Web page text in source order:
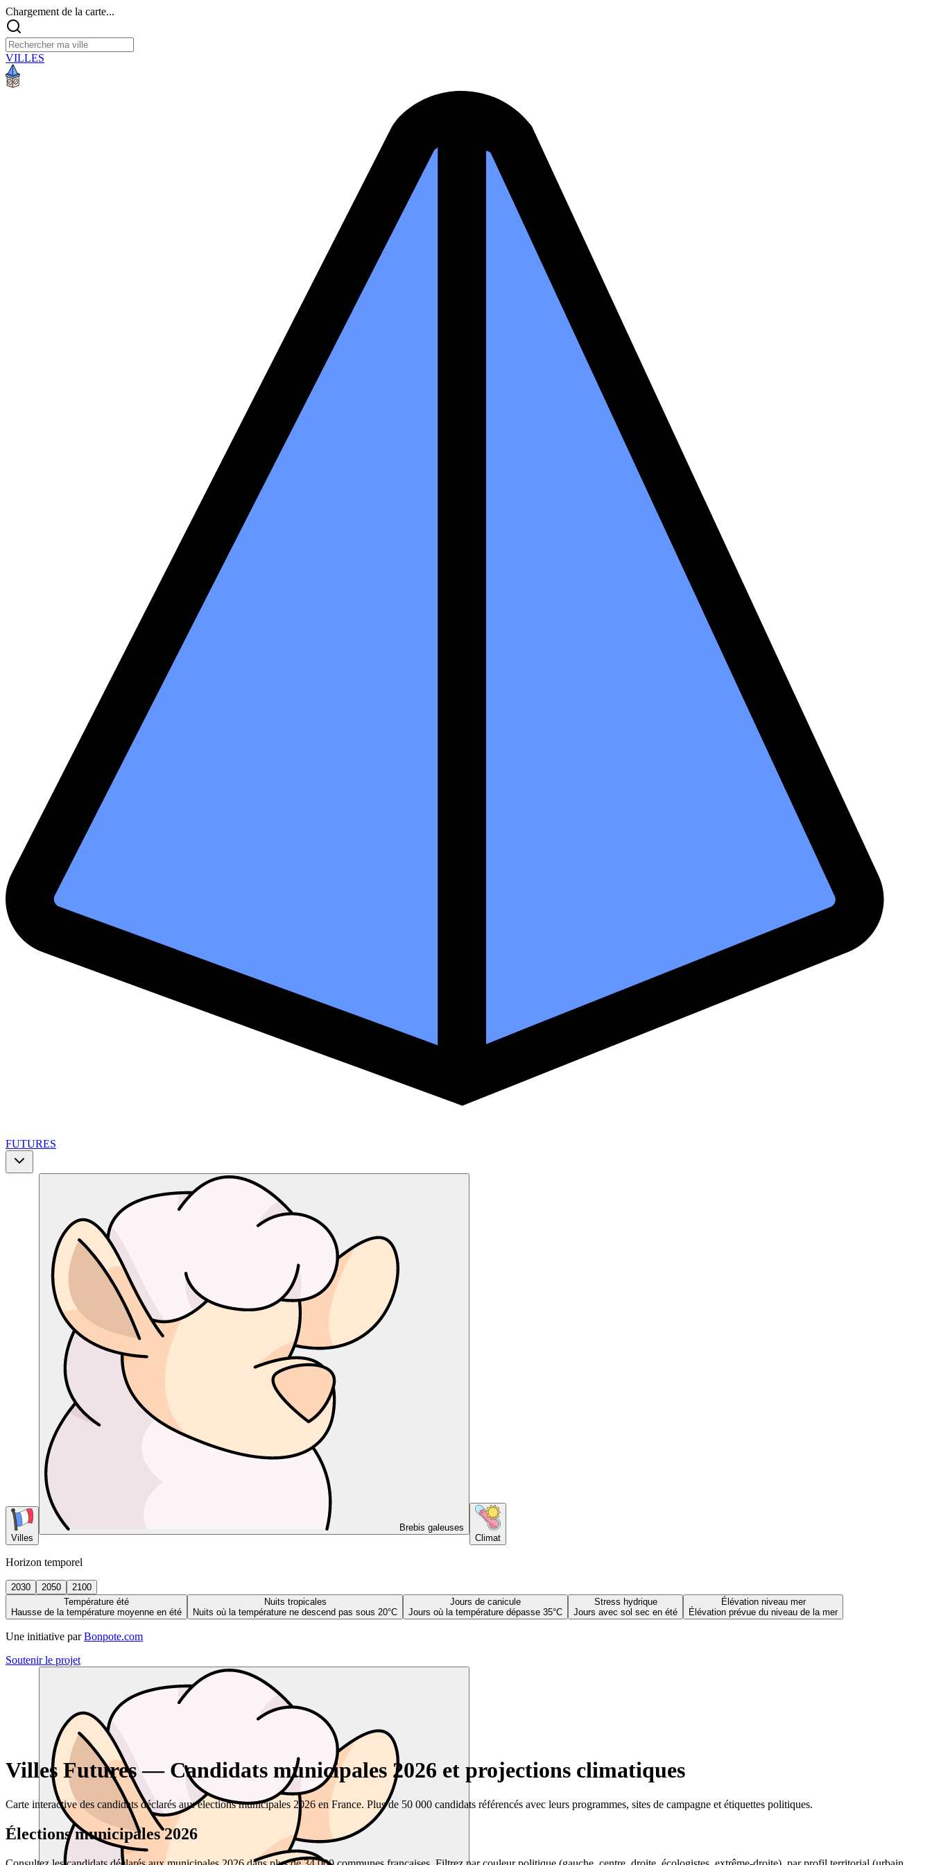
Chargement de la carte...
VILLES
FUTURES
Villes
Brebis galeuses
Climat
Horizon temporel
2030 2050
2100
Température été
Hausse de la température moyenne en été
Nuits tropicales
Nuits où la température ne descend pas sous 20°C
Jours de canicule
Jours où la température dépasse 35°C
Stress hydrique
Jours avec sol sec en été
Élévation niveau mer
Élévation prévue du niveau de la mer
Une initiative par Bonpote.com
Soutenir le projet
Villes Futures — Candidats municipales 2026 et projections climatiques
Carte interactive des candidats déclarés aux élections municipales 2026 en France. Plus de 50 000 candidats référencés avec leurs programmes, sites de campagne et étiquettes politiques.
Élections municipales 2026